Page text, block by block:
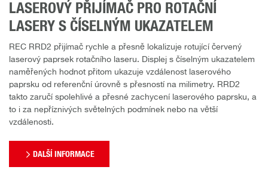
LASEROVÝ PŘIJÍMAČ PRO ROTAČNÍ
LASERY S ČÍSELNÝM UKAZATELEM
REC RRD2 přijímač rychle a přesně lokalizuje rotující červený
laserový paprsek rotačního laseru. Displej s číselným ukazatelem
naměřených hodnot přitom ukazuje vzdálenost laserového
paprsku od referenční úrovně s přesností na milimetry. RRD2
takto zaručí spolehlivé a přesné zachycení laserového paprsku, a
to i za nepříznivých světelných podmínek nebo na větší
vzdálenosti.
DALŠÍ INFORMACE